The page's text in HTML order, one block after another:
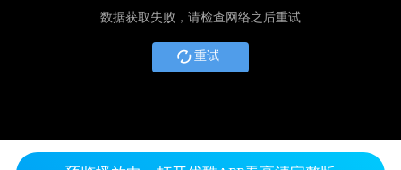
数据获取失败，请检查网络之后重试
重试